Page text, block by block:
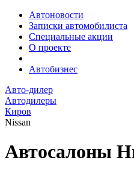
Автоновости
Записки автомобилиста
Специальные акции
О проекте
Автобизнес
Авто-дилер
Автодилеры
Киров
Nissan
Автосалоны